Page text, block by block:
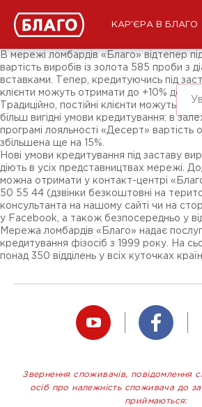
КАР'ЄРА В БЛАГО
ЗМІ про нас
Підписники соц-мереж
Ярмарки
В мережі ломбардів «Благо» відтепер
вартість виробів із золота 585 проби з
вставками. Тепер, кредитуючись під
клієнти можуть отримати до +10% до
Традиційно, постійні клієнти можуть
більш вигідні умови кредитування: в
програмі лояльності «Десерт» вартість
збільшена ще на 15%.
Нові умови кредитування під заставу
діють в усіх представництвах мережі.
можна отримати у контакт-центрі
50 55 44 (дзвінки безкоштовні на
консультанта на нашому сайті чи на
у Facebook, а також безпосередньо у
Мережа ломбардів «Благо» надає
кредитування фізосіб з 1999 року. На
понад 350 відділень у всіх куточках
Звернення споживачів, повідомлення
осіб про належність споживача до
приймаються: